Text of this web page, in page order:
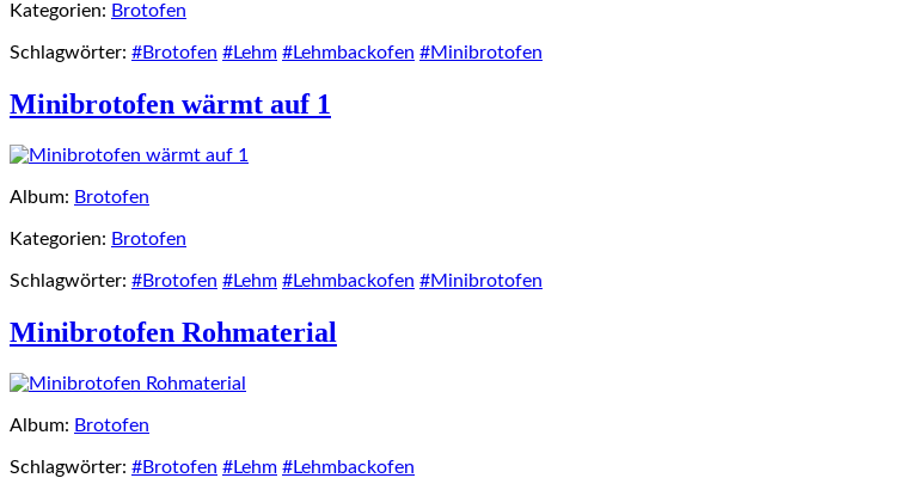
Kategorien: Brotofen
Schlagwörter: #Brotofen #Lehm #Lehmbackofen #Minibrotofen
Minibrotofen wärmt auf 1
Album: Brotofen
Kategorien: Brotofen
Schlagwörter: #Brotofen #Lehm #Lehmbackofen #Minibrotofen
Minibrotofen Rohmaterial
Album: Brotofen
Schlagwörter: #Brotofen #Lehm #Lehmbackofen